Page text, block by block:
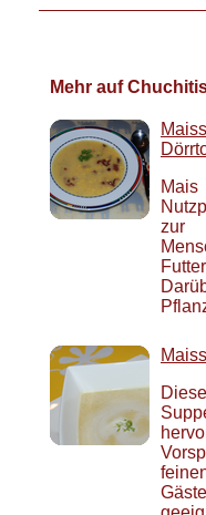
Mehr auf
zur